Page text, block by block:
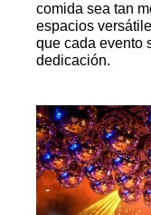
comida sea tan
espacios
que cada evento
dedicación.